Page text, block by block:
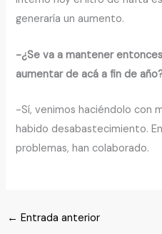
generaría un aumento.
-¿Se va a mantener
aumentar de acá a fin de
-Sí, venimos haciéndolo con
habido desabastecimiento.
problemas, han colaborado.
← Entrada anterior